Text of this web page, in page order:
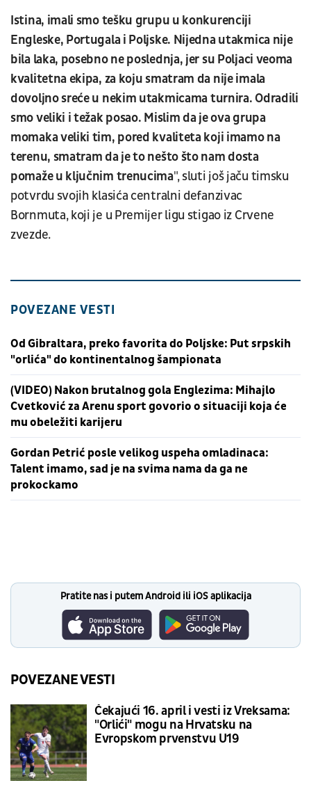
Istina, imali smo tešku grupu u konkurenciji
Engleske, Portugala i Poljske. Nijedna utakmica nije
bila laka, posebno ne poslednja, jer su Poljaci veoma
kvalitetna ekipa, za koju smatram da nije imala
dovoljno sreće u nekim utakmicama turnira. Odradili
smo veliki i težak posao. Mislim da je ova grupa
momaka veliki tim, pored kvaliteta koji imamo na
terenu, smatram da je to nešto što nam dosta
pomaže u ključnim trenucima", sluti još jaču timsku
potvrdu svojih klasića centralni defanzivac
Bornmuta, koji je u Premijer ligu stigao iz Crvene
zvezde.
POVEZANE VESTI
Od Gibraltara, preko favorita do Poljske: Put srpskih
"orlića" do kontinentalnog šampionata
(VIDEO) Nakon brutalnog gola Englezima: Mihajlo
Cvetković za Arenu sport govorio o situaciji koja će
mu obeležiti karijeru
Gordan Petrić posle velikog uspeha omladinaca:
Talent imamo, sad je na svima nama da ga ne
prokockamo
Pratite nas i putem Android ili iOS aplikacija
POVEZANE VESTI
Čekajući 16. april i vesti iz Vreksama:
"Orlići" mogu na Hrvatsku na
Evropskom prvenstvu U19